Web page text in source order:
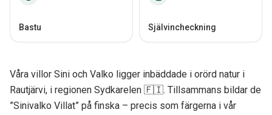
Bastu Självincheckning
Våra villor Sini och Valko ligger inbäddade i orörd natur i
Rautjärvi, i regionen Sydkarelen 🇫🇮. Tillsammans bildar de
”Sinivalko Villat” på finska – precis som färgerna i vår